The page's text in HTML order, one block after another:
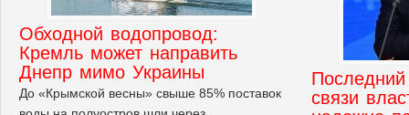
Обходной водопровод:
Кремль может направить
Днепр мимо Украины
До «Крымской весны» свыше 85% поставок
связи